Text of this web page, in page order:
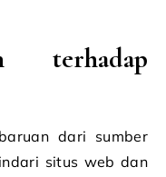
terhadap
dari sumber
situs web dan